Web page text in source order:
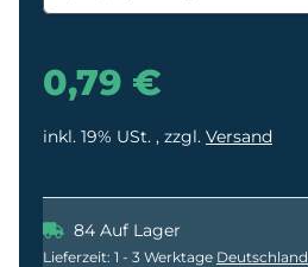
0,79 €
inkl. 19% USt. , zzgl. Versand
84 Auf Lager
Lieferzeit: 1 - 3 Werktage Deutschland